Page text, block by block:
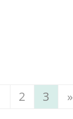
2 3 »